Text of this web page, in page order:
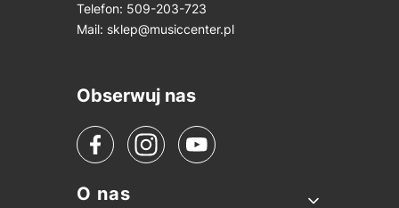
Telefon: 509-203-723
Mail: sklep@musiccenter.pl
Obserwuj nas
Linki w stopce
O nas